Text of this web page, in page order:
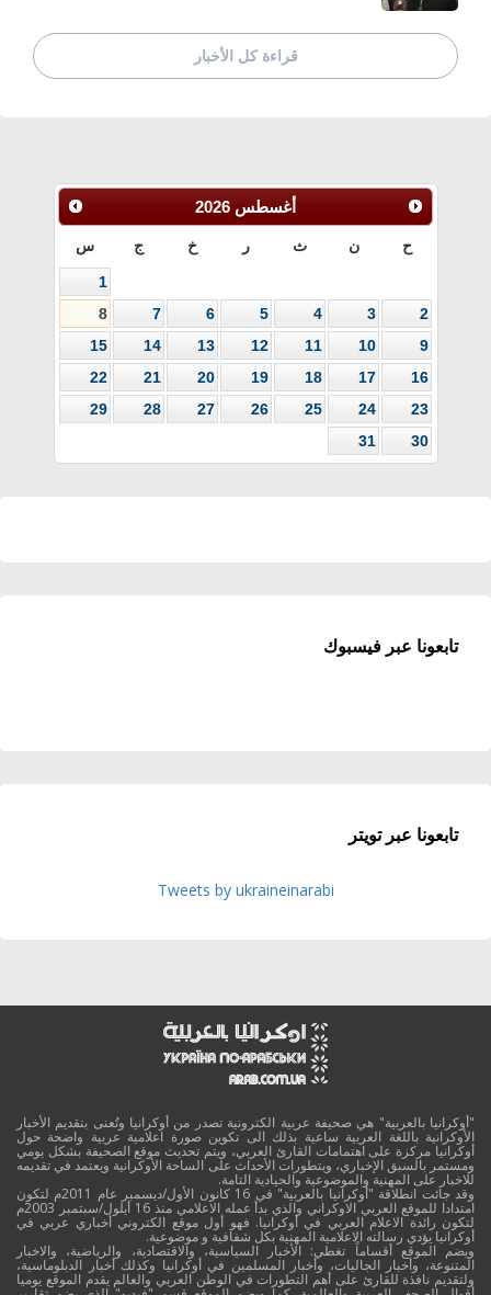
قراءة كل الأخبار
أغسطس 2026
ح ن ث ر خ ج س
1
2
3
4
5
6
7
8
9
10
11
12
13
14
15
16
17
18
19
20
21
22
23
24
25
26
27
28
29
30
31
تابعونا عبر فيسبوك
تابعونا عبر تويتر
Tweets by ukraineinarabi
"أوكرانيا بالعربية" هي صحيفة عربية الكترونية تصدر من أوكرانيا وتُعنى بتقديم الأخبار
الأوكرانية باللغة العربية ساعية بذلك الى تكوين صورة اعلامية عربية واضحة حول
أوكرانيا مركزة على اهتمامات القارئ العربي، ويتم تحديث موقع الصحيفة بشكل يومي
ومستمر بالسبق الإخباري، وبتطورات الأحداث على الساحة الأوكرانية ويعتمد في تقديمه
للاخبار على المهنية والموضوعية والحيادية التامة.
وقد جائت انطلاقة "أوكرانيا بالعربية" في 16 كانون الأول/ديسمبر عام 2011م لتكون
امتدادا للموقع العربي الاوكراني والذي بدأ عمله الاعلامي منذ 16 أيلول/سبتمبر 2003م
لتكون رائدة الاعلام العربي في أوكرانيا. فهو أول موقع الكتروني أخباري عربي في
أوكرانيا يؤدي رسالته الاعلامية المهنية بكل شفافية و موضوعية.
ويضم الموقع أقساماً تغطي: الأخبار السياسية، والاقتصادية، والرياضية، والاخبار
المتنوعة، وأخبار الجاليات، وأخبار المسلمين في أوكرانيا وكذلك أخبار الدبلوماسية،
ولتقديم نافذة للقارئ على أهم التطورات في الوطن العربي والعالم يقدم الموقع يوميا